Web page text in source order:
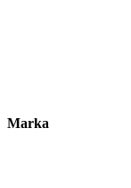
Marka